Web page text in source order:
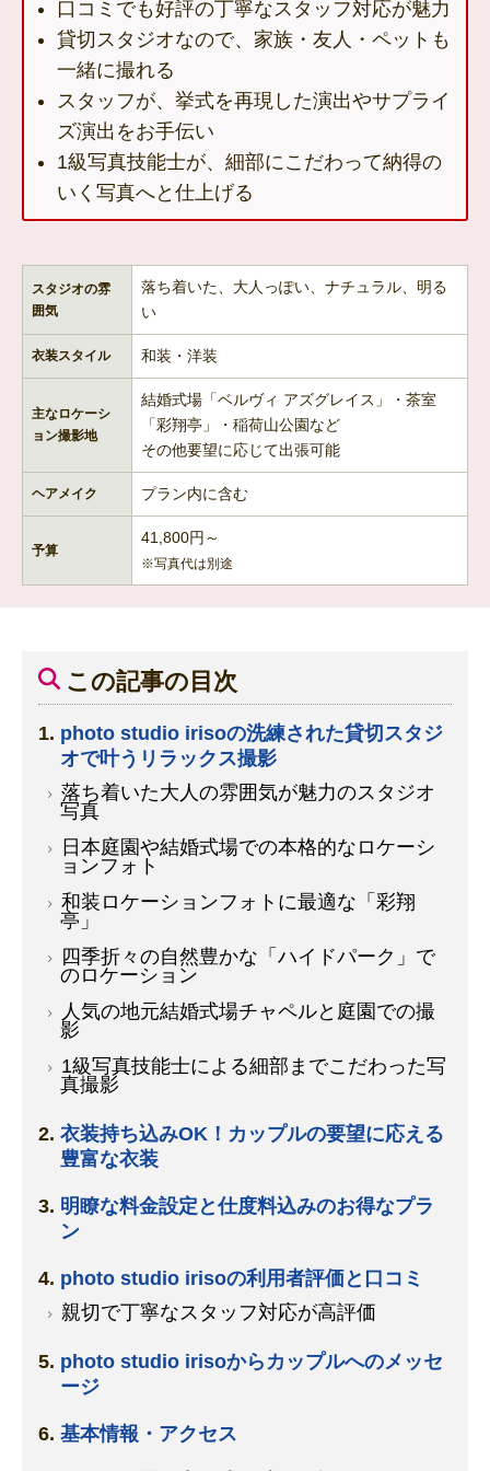
口コミでも好評の丁寧なスタッフ対応が魅力
貸切スタジオなので、家族・友人・ペットも
一緒に撮れる
スタッフが、挙式を再現した演出やサプライ
ズ演出をお手伝い
1級写真技能士が、細部にこだわって納得の
いく写真へと仕上げる
スタジオの雰
囲気
落ち着いた、大人っぽい、ナチュラル、明る
い
衣装スタイル 和装・洋装
主なロケーシ
ョン撮影地
結婚式場「ベルヴィ アズグレイス」・茶室
「彩翔亭」・稲荷山公園など
その他要望に応じて出張可能
ヘアメイク プラン内に含む
予算
41,800円～
※写真代は別途
この記事の目次
photo studio irisoの洗練された貸切スタジ
オで叶うリラックス撮影
落ち着いた大人の雰囲気が魅力のスタジオ
写真
日本庭園や結婚式場での本格的なロケーシ
ョンフォト
和装ロケーションフォトに最適な「彩翔
亭」
四季折々の自然豊かな「ハイドパーク」で
のロケーション
人気の地元結婚式場チャペルと庭園での撮
影
1級写真技能士による細部までこだわった写
真撮影
衣装持ち込みOK！カップルの要望に応える
豊富な衣装
明瞭な料金設定と仕度料込みのお得なプラ
ン
photo studio irisoの利用者評価と口コミ
親切で丁寧なスタッフ対応が高評価
photo studio irisoからカップルへのメッセ
ージ
基本情報・アクセス